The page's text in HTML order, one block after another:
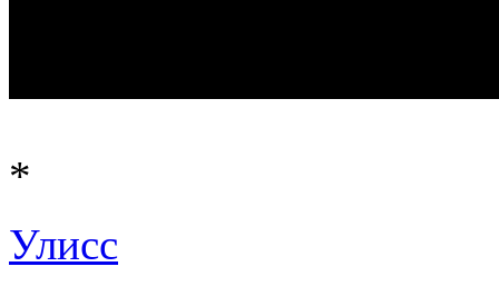
*
Улисс